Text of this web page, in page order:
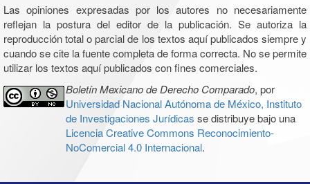
Las opiniones expresadas por los autores no necesariamente
reflejan la postura del editor de la publicación. Se autoriza la
reproducción total o parcial de los textos aquí publicados siempre y
cuando se cite la fuente completa de forma correcta. No se permite
utilizar los textos aquí publicados con fines comerciales.
Boletín Mexicano de Derecho Comparado, por
Universidad Nacional Autónoma de México, Instituto
de Investigaciones Jurídicas se distribuye bajo una
Licencia Creative Commons Reconocimiento-
NoComercial 4.0 Internacional.